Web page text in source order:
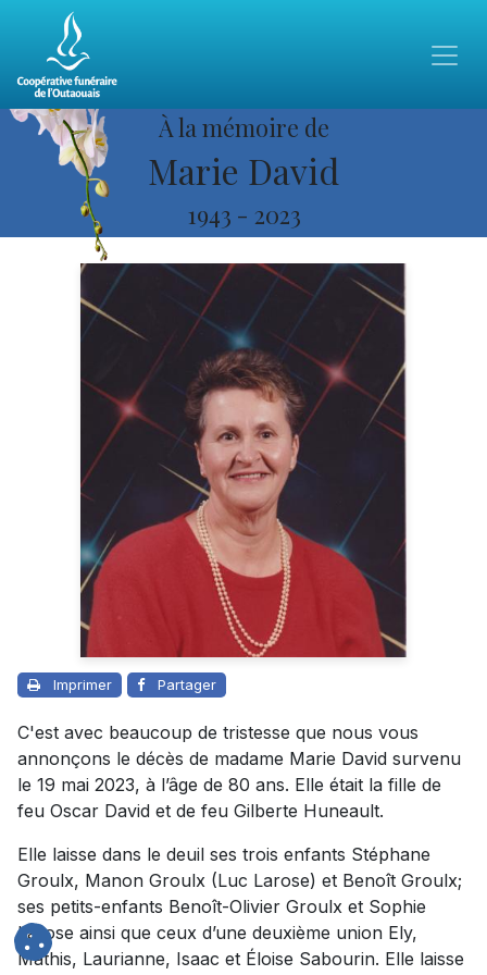
À la mémoire de
Marie David
1943 - 2023
Imprimer Partager
C'est avec beaucoup de tristesse que nous vous
annonçons le décès de madame Marie David survenu
le 19 mai 2023, à l’âge de 80 ans. Elle était la fille de
feu Oscar David et de feu Gilberte Huneault.
Elle laisse dans le deuil ses trois enfants Stéphane
Groulx, Manon Groulx (Luc Larose) et Benoît Groulx;
ses petits-enfants Benoît-Olivier Groulx et Sophie
Larose ainsi que ceux d’une deuxième union Ely,
Mathis, Laurianne, Isaac et Éloise Sabourin. Elle laisse